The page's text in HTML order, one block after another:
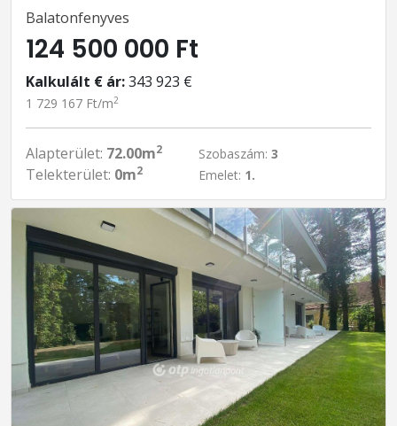
Balatonfenyves
124 500 000 Ft
Kalkulált € ár:343 923 €
1 729 167 Ft/m2
Alapterület: 72.00m2
Telekterület: 0m2
Szobaszám: 3
Emelet: 1.